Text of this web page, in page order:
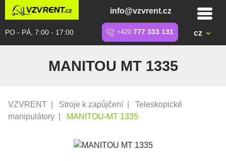
info@vzvrent.cz
PO - PÁ, 7:00 - 17:00 +420 777 333 131 cz
MANITOU MT 1335
VZVRENT Stroje k zapůjčení
Teleskopické
manipulátory
MANITOU-MT 1335